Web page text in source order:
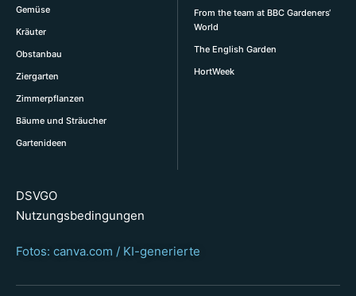
Gemüse
Kräuter
Obstanbau
Ziergarten
Zimmerpflanzen
Bäume und Sträucher
Gartenideen
From the team at BBC Gardeners‘
World
The English Garden
HortWeek
DSVGO
Nutzungsbedingungen
Fotos: canva.com / KI-generierte